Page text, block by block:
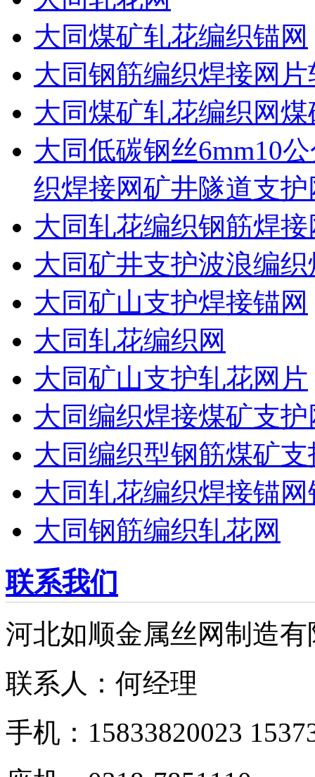
大同煤矿轧花编织锚网
大同钢筋编织焊接网
大同煤矿轧花编织网
大同低碳钢丝6mm10
织焊接网矿井隧道支护
大同轧花编织钢筋焊接
大同矿井支护波浪编
大同矿山支护焊接锚网
大同轧花编织网
大同矿山支护轧花网片
大同编织焊接煤矿支护
大同编织型钢筋煤矿
大同轧花编织焊接锚
大同钢筋编织轧花网
联系我们
河北如顺金属丝网制造有
联系人：何经理
手机：15833820023